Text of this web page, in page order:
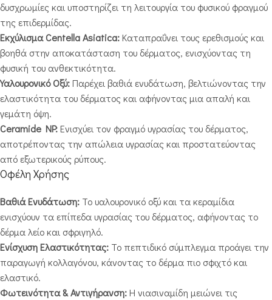
δυσχρωμίες και υποστηρίζει τη λειτουργία του φυσικού φραγμού
της επιδερμίδας.
Εκχύλισμα Centella Asiatica:Καταπραΰνει τους ερεθισμούς και
βοηθά στην αποκατάσταση του δέρματος, ενισχύοντας τη
φυσική του ανθεκτικότητα.
Υαλουρονικό Οξύ:Παρέχει βαθιά ενυδάτωση, βελτιώνοντας την
ελαστικότητα του δέρματος και αφήνοντας μια απαλή και
γεμάτη όψη.
Ceramide NP:Ενισχύει τον φραγμό υγρασίας του δέρματος,
αποτρέποντας την απώλεια υγρασίας και προστατεύοντας
από εξωτερικούς ρύπους.
Οφέλη Χρήσης
Βαθιά Ενυδάτωση: Το υαλουρονικό οξύ και τα κεραμίδια
ενισχύουν τα επίπεδα υγρασίας του δέρματος, αφήνοντας το
δέρμα λείο και σφριγηλό.
Ενίσχυση Ελαστικότητας: Το πεπτιδικό σύμπλεγμα προάγει την
παραγωγή κολλαγόνου, κάνοντας το δέρμα πιο σφιχτό και
ελαστικό.
Φωτεινότητα & Αντιγήρανση:Η νιασιναμίδη μειώνει τις